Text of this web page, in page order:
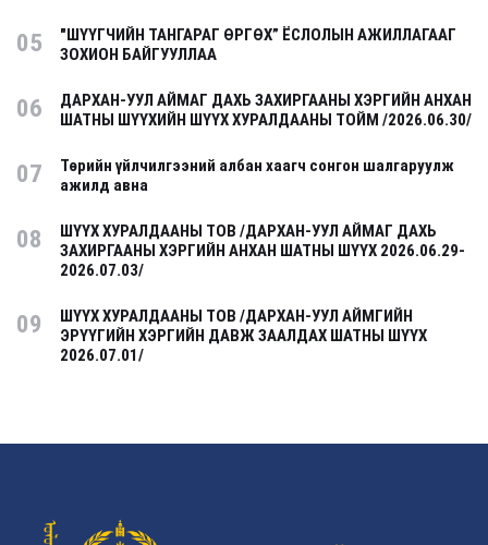
05
"ШҮҮГЧИЙН ТАНГАРАГ ӨРГӨХ” ЁСЛОЛЫН АЖИЛЛАГААГ
ЗОХИОН БАЙГУУЛЛАА
06
ДАРХАН-УУЛ АЙМАГ ДАХЬ ЗАХИРГААНЫ ХЭРГИЙН АНХАН
ШАТНЫ ШҮҮХИЙН ШҮҮХ ХУРАЛДААНЫ ТОЙМ /2026.06.30/
07
Төрийн үйлчилгээний албан хаагч сонгон шалгаруулж
ажилд авна
08
ШҮҮХ ХУРАЛДААНЫ ТОВ /ДАРХАН-УУЛ АЙМАГ ДАХЬ
ЗАХИРГААНЫ ХЭРГИЙН АНХАН ШАТНЫ ШҮҮХ 2026.06.29-
2026.07.03/
09
ШҮҮХ ХУРАЛДААНЫ ТОВ /ДАРХАН-УУЛ АЙМГИЙН
ЭРҮҮГИЙН ХЭРГИЙН ДАВЖ ЗААЛДАХ ШАТНЫ ШҮҮХ
2026.07.01/